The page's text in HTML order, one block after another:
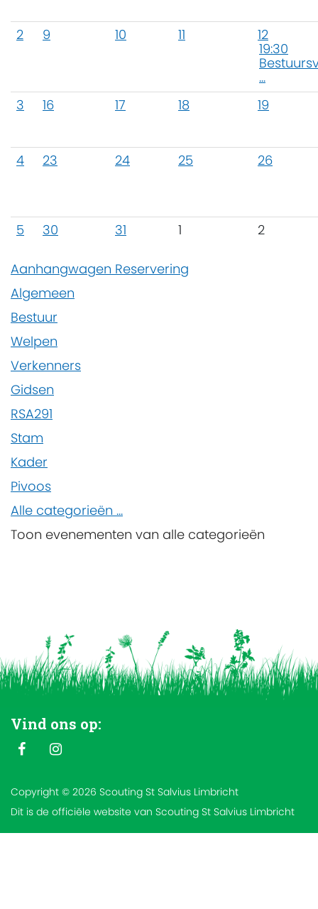
2 9 10 11
12
19:30
...
3
16 17 18 19
4 23 24 25 26
5 30 31 1 2
Aanhangwagen Reservering
Algemeen
Bestuur
Welpen
Verkenners
Gidsen
RSA291
Stam
Kader
Pivoos
Alle categorieën ...
Toon evenementen van alle categorieën
Vind ons op:
Copyright © 2026 Scouting St Salvius Limbricht
Dit is de officiële website van Scouting St Salvius Limbricht